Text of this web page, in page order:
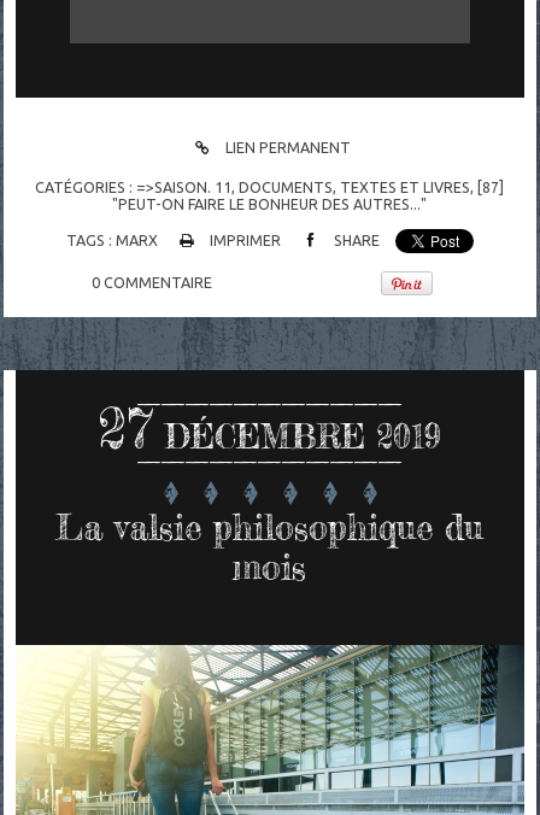
LIEN PERMANENT
CATÉGORIES : =>SAISON. 11,DOCUMENTS, TEXTES ET LIVRES, [87]
"PEUT-ON FAIRE LE BONHEUR DES AUTRES..."
TAGS : MARX IMPRIMER SHARE
0 COMMENTAIRE
27 DÉCEMBRE 2019
La valsie philosophique du
mois